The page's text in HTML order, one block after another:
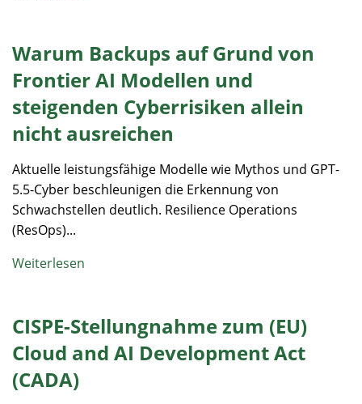
Warum Backups auf Grund von
Frontier AI Modellen und
steigenden Cyberrisiken allein
nicht ausreichen
Aktuelle leistungsfähige Modelle wie Mythos und GPT-
5.5-Cyber beschleunigen die Erkennung von
Schwachstellen deutlich. Resilience Operations
(ResOps)...
Weiterlesen
CISPE-Stellungnahme zum (EU)
Cloud and AI Development Act
(CADA)